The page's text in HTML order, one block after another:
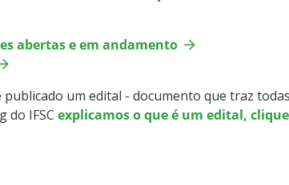
abertas e em andamento
um edital - documento que traz
do IFSC explicamos o que é um edital,